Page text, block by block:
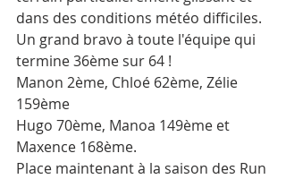
dans des conditions météo difficiles.
Un grand bravo à toute l'équipe qui
termine 36ème sur 64 !
Manon 2ème, Chloé 62ème, Zélie
159ème
Hugo 70ème, Manoa 149ème et
Maxence 168ème.
Place maintenant à la saison des Run